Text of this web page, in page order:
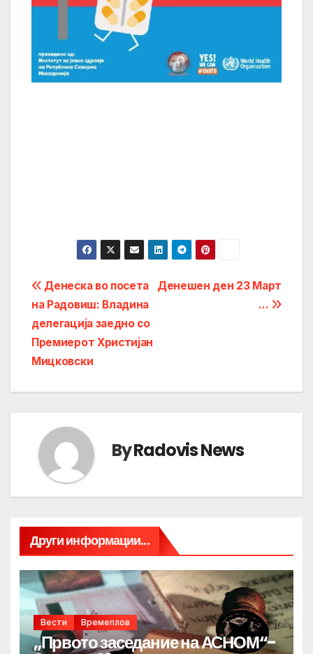
Post
navigation
Денешен ден 23 Март
…
Денеска во посета
на Радовиш: Владина
делегација заедно со
Премиерот Христијан
Мицковски
ByRadovis News
Други информации...
Вести Времеплов
„Првото заседание на АСНОМ“-